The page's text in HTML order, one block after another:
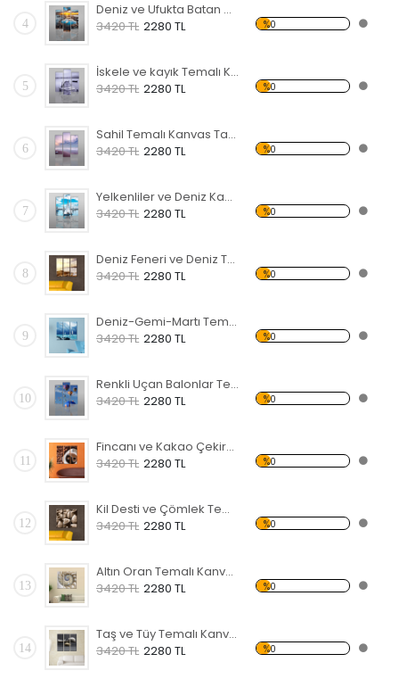
4
Deniz ve Ufukta Batan Güneş Kanvas Tablo
3420 TL 2280 TL %0
5
İskele ve kayık Temalı Kanvas Tablo
3420 TL 2280 TL %0
6
Sahil Temalı Kanvas Tablo
3420 TL 2280 TL %0
7
Yelkenliler ve Deniz Kanvas Tablo
3420 TL 2280 TL %0
8
Deniz Feneri ve Deniz Temalı Kanvas Tablo
3420 TL 2280 TL %0
9
Deniz-Gemi-Martı Temalı Kanvas Tablo
3420 TL 2280 TL %0
10
Renkli Uçan Balonlar Temalı Kanvas Tablo
3420 TL 2280 TL %0
11
Fincanı ve Kakao Çekirdekleri Temalı Kanvas Tablo
3420 TL 2280 TL %0
12
Kil Desti ve Çömlek Temalı Kanvas Tablo
3420 TL 2280 TL %0
13
Altın Oran Temalı Kanvas Tablo
3420 TL 2280 TL %0
14
Taş ve Tüy Temalı Kanvas Tablo
3420 TL 2280 TL %0